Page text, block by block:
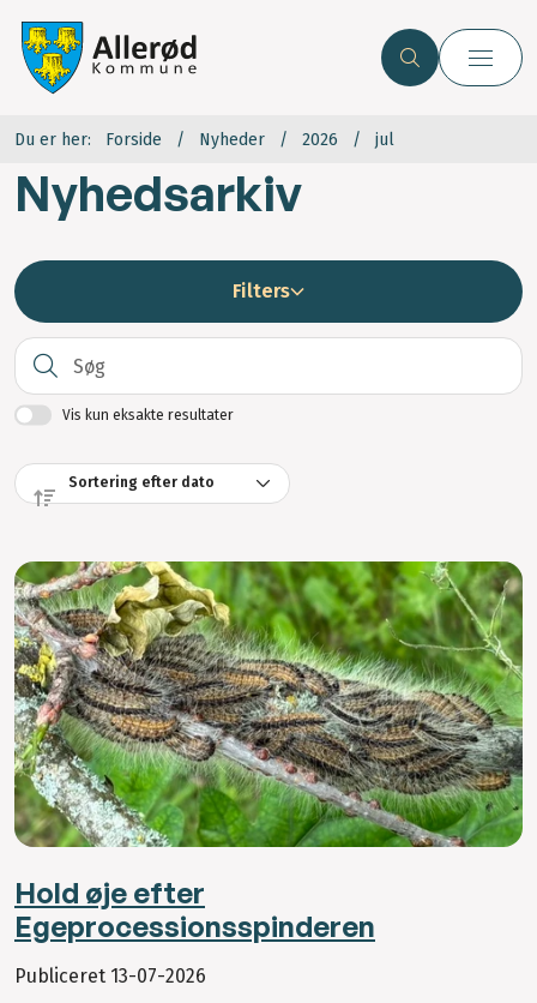
Du er her: Forside Nyheder 2026 jul
Nyhedsarkiv
Filters
Vis kun eksakte resultater
Hold øje efter
Egeprocessionsspinderen
Publiceret 13-07-2026